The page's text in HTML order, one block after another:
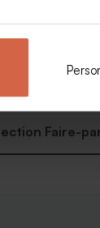
Faire part
Faire-